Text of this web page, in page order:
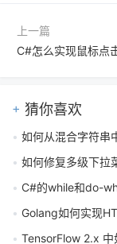
上一篇
猜你喜欢
如何从混合字符串中
如何修复多级下拉
C#的while和do-
Golang如何实现
TensorFlow 2.x 中